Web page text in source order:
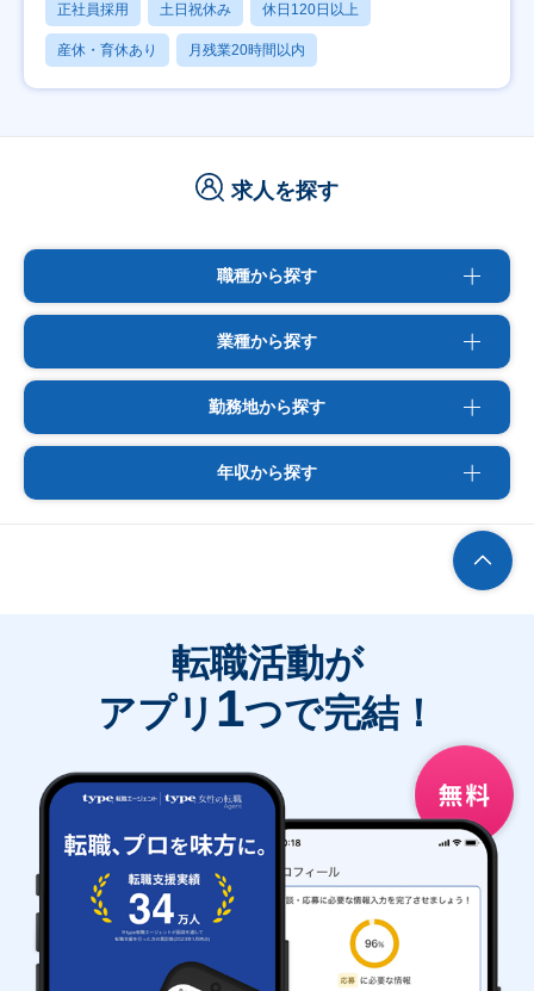
正社員採用 土日祝休み 休日120日以上
産休・育休あり 月残業20時間以内
求人を探す
職種から探す
業種から探す
勤務地から探す
年収から探す
転職活動が
アプリ 1つで完結！